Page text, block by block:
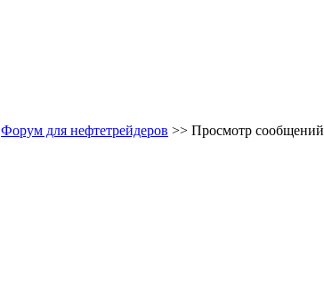
Форум для нефтетрейдеров >> Просмотр сообщений